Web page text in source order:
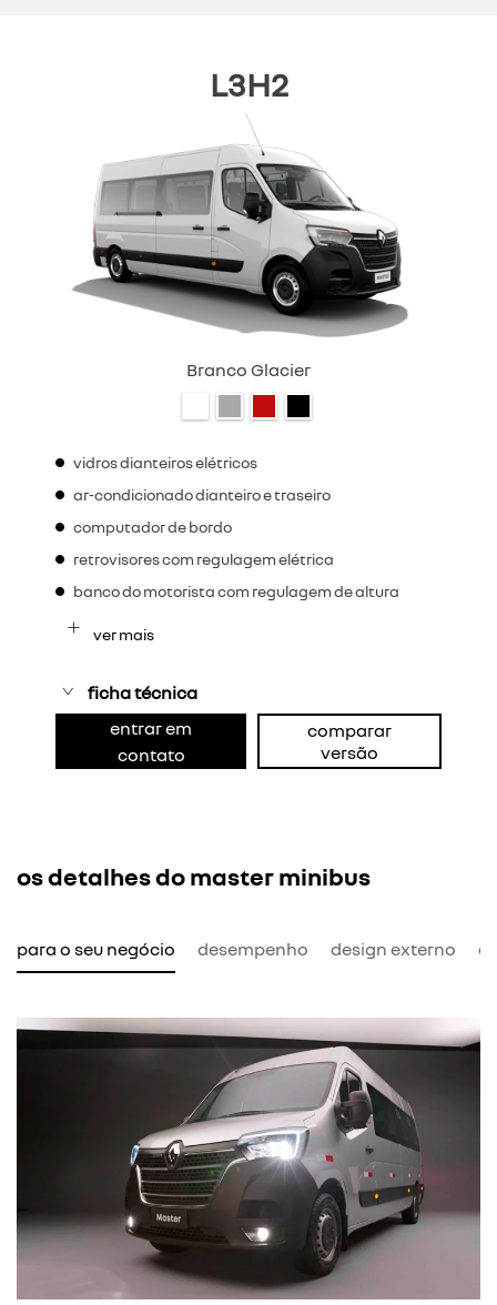
L3H2
Branco Glacier
vidros dianteiros elétricos
ar-condicionado dianteiro e traseiro
computador de bordo
retrovisores com regulagem elétrica
banco do motorista com regulagem de altura
ver mais
ficha técnica
entrar em
contato
comparar
versão
os detalhes do master minibus
para o seu negócio desempenho design externo